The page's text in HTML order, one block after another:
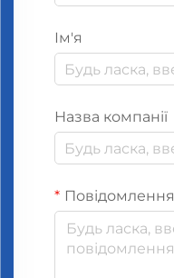
Ім'я
Назва компанії
Повідомлення